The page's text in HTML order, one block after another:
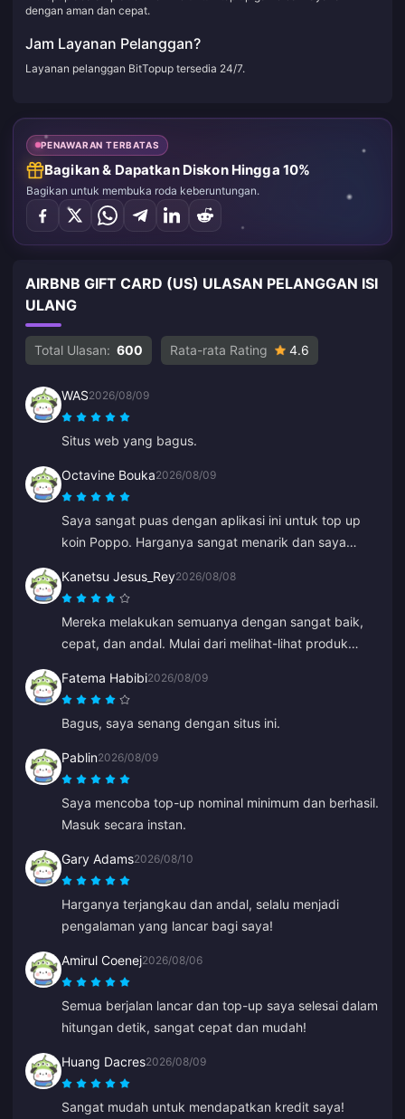
dengan aman dan cepat.
Jam Layanan Pelanggan?
Layanan pelanggan BitTopup tersedia 24/7.
PENAWARAN TERBATAS
Bagikan & Dapatkan Diskon Hingga 10%
Bagikan untuk membuka roda keberuntungan.
AIRBNB GIFT CARD (US) ULASAN PELANGGAN ISI
ULANG
Total Ulasan: 600 Rata-rata Rating 4.6
WAS2026/08/09
Situs web yang bagus.
Octavine Bouka2026/08/09
Saya sangat puas dengan aplikasi ini untuk top up
koin Poppo. Harganya sangat menarik dan saya
merekomendasikan ini kepada semua orang, terima
kasih.
Kanetsu Jesus_Rey2026/08/08
Mereka melakukan semuanya dengan sangat baik,
cepat, dan andal. Mulai dari melihat-lihat produk
membuat mereka jauh lebih unggul dari yang lain
karena mencegah banyak kesalahan.
Fatema Habibi2026/08/09
Bagus, saya senang dengan situs ini.
Pablin2026/08/09
Saya mencoba top-up nominal minimum dan berhasil.
Masuk secara instan.
Gary Adams2026/08/10
Harganya terjangkau dan andal, selalu menjadi
pengalaman yang lancar bagi saya!
Amirul Coenej2026/08/06
Semua berjalan lancar dan top-up saya selesai dalam
hitungan detik, sangat cepat dan mudah!
Huang Dacres2026/08/09
Sangat mudah untuk mendapatkan kredit saya!